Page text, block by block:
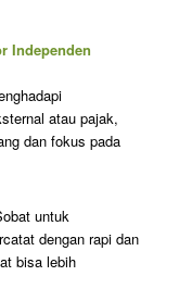
Independen
atau pajak,
dan fokus pada
untuk
dengan rapi dan
bisa lebih